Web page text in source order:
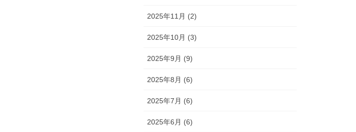
2025年11月 (2)
2025年10月 (3)
2025年9月 (9)
2025年8月 (6)
2025年7月 (6)
2025年6月 (6)